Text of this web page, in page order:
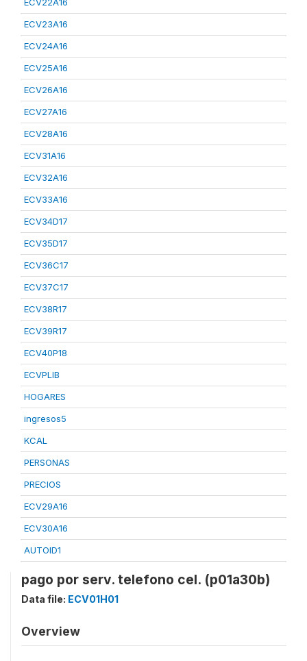
ECV23A16
ECV24A16
ECV25A16
ECV26A16
ECV27A16
ECV28A16
ECV31A16
ECV32A16
ECV33A16
ECV34D17
ECV35D17
ECV36C17
ECV37C17
ECV38R17
ECV39R17
ECV40P18
ECVPLIB
HOGARES
ingresos5
KCAL
PERSONAS
PRECIOS
ECV29A16
ECV30A16
AUTOID1
pago por serv. telefono cel. (p01a30b)
Data file: ECV01H01
Overview